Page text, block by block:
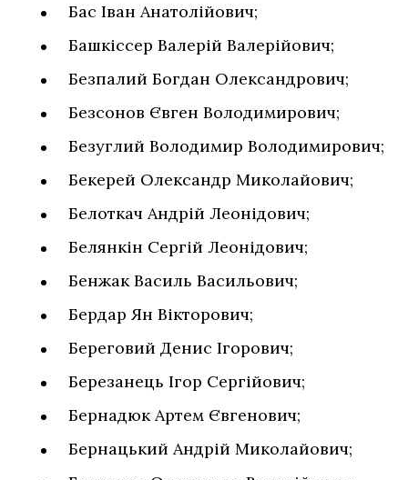
Бас Іван Анатолійович;
Башкіссер Валерій Валерійович;
Безпалий Богдан Олександрович;
Безсонов Євген Володимирович;
Безуглий Володимир Володимирович;
Бекерей Олександр Миколайович;
Белоткач Андрій Леонідович;
Белянкін Сергій Леонідович;
Бенжак Василь Васильович;
Бердар Ян Вікторович;
Береговий Денис Ігорович;
Березанець Ігор Сергійович;
Бернадюк Артем Євгенович;
Бернацький Андрій Миколайович;